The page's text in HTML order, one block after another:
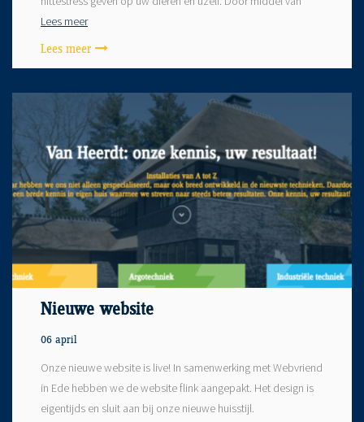
Lees meer
Lees meer
Nieuwe website
06 april
Onze nieuwe website is live! In samenwerking met Webvriend
in Ede hebben we de website flink aangepakt. Het design is
eigentijds en sluit aan bij onze nieuwe huisstijl.